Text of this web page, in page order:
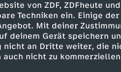
von ZDF, ZDFheute
Techniken ein. Einige
Mit deiner
deinem Gerät speichern
nicht an Dritte weiter, die
nicht zu
wird aus Kinder-
mit Wassertonnen